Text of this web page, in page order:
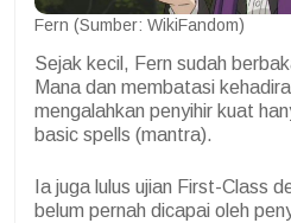
Fern (Sumber: WikiFandom)
Sejak kecil, Fern sudah
Mana dan membatasi
mengalahkan penyihir kuat
basic spells (mantra).
Ia juga lulus ujian First-Class
belum pernah dicapai oleh